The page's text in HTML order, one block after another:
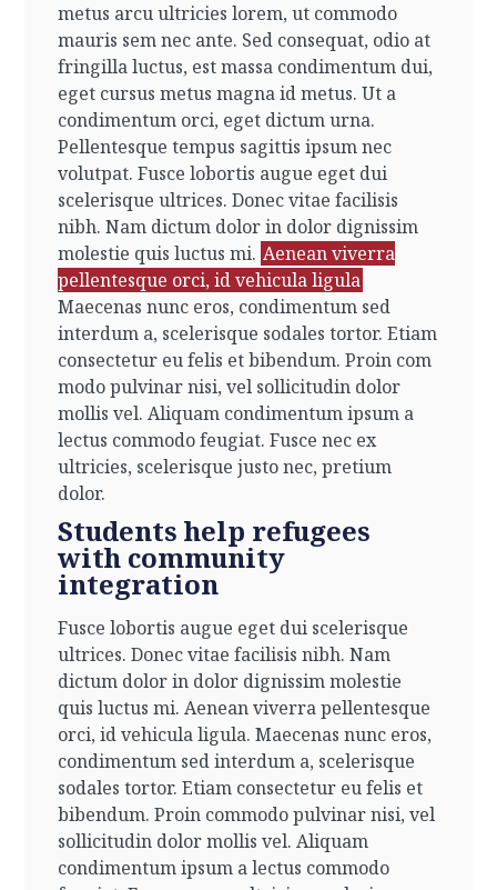
metus arcu ultricies lorem, ut commodo
mauris sem nec ante. Sed consequat, odio at
fringilla luctus, est massa condimentum dui,
eget cursus metus magna id metus. Ut a
condimentum orci, eget dictum urna.
Pellentesque tempus sagittis ipsum nec
volutpat. Fusce lobortis augue eget dui
scelerisque ultrices. Donec vitae facilisis
nibh. Nam dictum dolor in dolor dignissim
molestie quis luctus mi. Aenean viverra
pellentesque orci, id vehicula ligula
Maecenas nunc eros, condimentum sed
interdum a, scelerisque sodales tortor. Etiam
consectetur eu felis et bibendum. Proin com
modo pulvinar nisi, vel sollicitudin dolor
mollis vel. Aliquam condimentum ipsum a
lectus commodo feugiat. Fusce nec ex
ultricies, scelerisque justo nec, pretium
dolor.
Students help refugees
with community
integration
Fusce lobortis augue eget dui scelerisque
ultrices. Donec vitae facilisis nibh. Nam
dictum dolor in dolor dignissim molestie
quis luctus mi. Aenean viverra pellentesque
orci, id vehicula ligula. Maecenas nunc eros,
condimentum sed interdum a, scelerisque
sodales tortor. Etiam consectetur eu felis et
bibendum. Proin commodo pulvinar nisi, vel
sollicitudin dolor mollis vel. Aliquam
condimentum ipsum a lectus commodo